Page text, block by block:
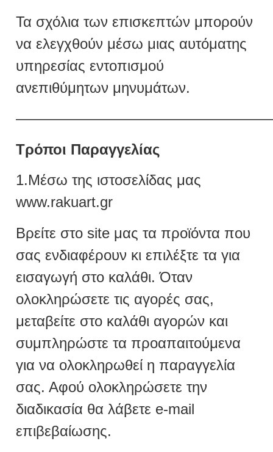
Τα σχόλια των επισκεπτών μπορούν
να ελεγχθούν μέσω μιας αυτόματης
υπηρεσίας εντοπισμού
ανεπιθύμητων μηνυμάτων.
Τρόποι Παραγγελίας
1.Μέσω της ιστοσελίδας μας
www.rakuart.gr
Βρείτε στο site μας τα προϊόντα που
σας ενδιαφέρουν κι επιλέξτε τα για
εισαγωγή στο καλάθι. Όταν
ολοκληρώσετε τις αγορές σας,
μεταβείτε στο καλάθι αγορών και
συμπληρώστε τα προαπαιτούμενα
για να ολοκληρωθεί η παραγγελία
σας. Αφού ολοκληρώσετε την
διαδικασία θα λάβετε e-mail
επιβεβαίωσης.